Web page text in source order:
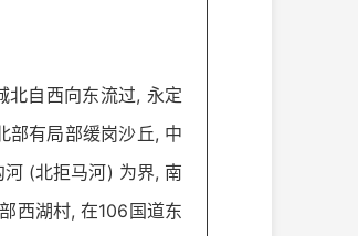
北自西向东流过, 永定
部有局部缓岗沙丘, 中
(北拒马河) 为界, 南
西湖村, 在106国道东